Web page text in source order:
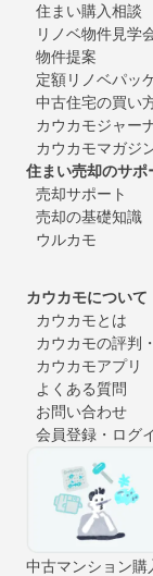
住まい購入相談
リノベ物件見学
物件提案
定額リノベパッ
中古住宅の買い
カウカモジャー
カウカモマガジ
住まい売却のサポ
売却サポート
売却の基礎知識
ウルカモ
カウカモについて
カウカモとは
カウカモの評判
カウカモアプリ
よくある質問
お問い合わせ
会員登録・ログ
中古マンション購